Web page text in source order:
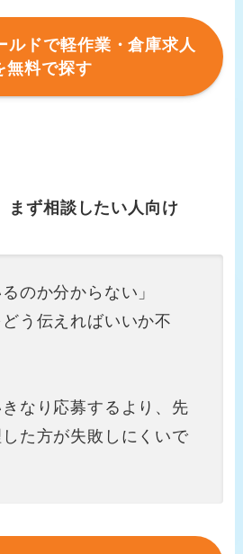
ルドで軽作業・倉庫求人
無料で探す
まず相談したい人向け
のか分からない」
どう伝えればいいか不
なり応募するより、先
た方が失敗しにくいで